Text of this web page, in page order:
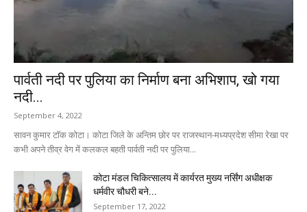
पार्वती नदी पर पुलिया का निर्माण बना अभिशाप, खो गया
नदी...
September 4, 2022
सावन कुमार टॉक कोटा। कोटा जिले के अन्तिम छोर पर राजस्थान-मध्यप्रदेश सीमा रेखा पर
कभी अपने तीव्र वेग में कलकल बहती पार्वती नदी पर पुलिया...
कोटा मंडल चिकित्सालय में कार्यरत मुख्य नर्सिंग अधीक्षक
धर्मवीर चौधरी बने...
September 17, 2022